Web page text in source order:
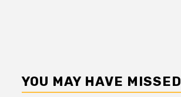
YOU MAY HAVE MISSED